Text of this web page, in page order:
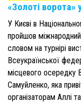
«Золоті
У Києві в
пройшов міжнародний
словом на турнірі
Всеукраїнської
місцевого осередку
Самуйленко, яка
організаторам Аллі